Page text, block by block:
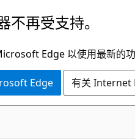
不再受支持。
Edge 以使用最新的功
Edge 有关 Internet